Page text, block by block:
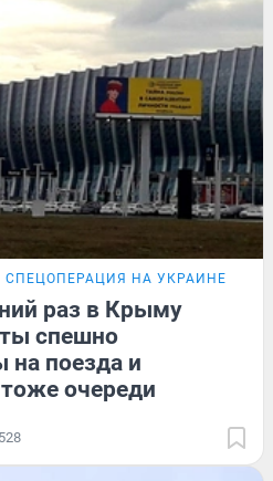
СПЕЦОПЕРАЦИЯ НА УКРАИНЕ
раз в Крыму
спешно
на поезда и
очереди